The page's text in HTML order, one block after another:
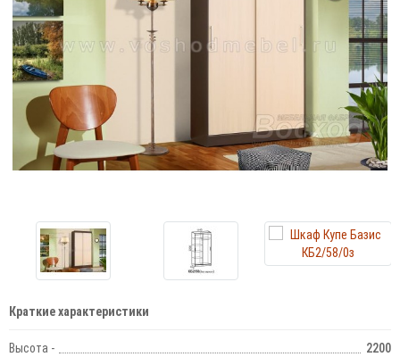
Краткие характеристики
Высота -
2200